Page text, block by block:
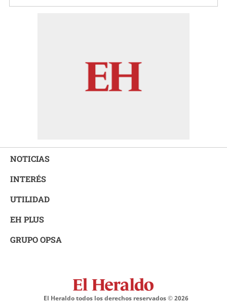
NOTICIAS
INTERÉS
UTILIDAD
EH PLUS
GRUPO OPSA
El Heraldo todos los derechos reservados ©2026